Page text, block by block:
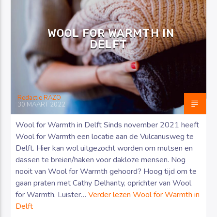
Luister RAZO online
WOOL FOR WARMTH IN
DELFT
Redactie RAZO
30 MAART 2022
Wool for Warmth in Delft Sinds november 2021 heeft
Wool for Warmth een locatie aan de Vulcanusweg te
Delft. Hier kan wol uitgezocht worden om mutsen en
dassen te breien/haken voor dakloze mensen. Nog
nooit van Wool for Warmth gehoord? Hoog tijd om te
gaan praten met Cathy Delhanty, oprichter van Wool
for Warmth. Luister…Verder lezen Wool for Warmth in
Delft